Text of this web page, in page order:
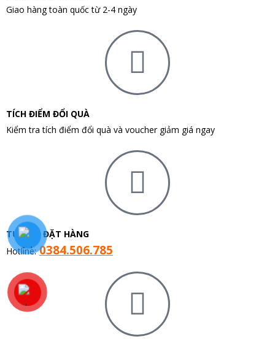
Giao hàng toàn quốc từ 2-4 ngày
TÍCH ĐIỂM ĐỔI QUÀ
Kiểm tra tích điểm đổi quà và voucher giảm giá ngay
TƯ VẤN ĐẶT HÀNG
Hotline: 0384.506.785